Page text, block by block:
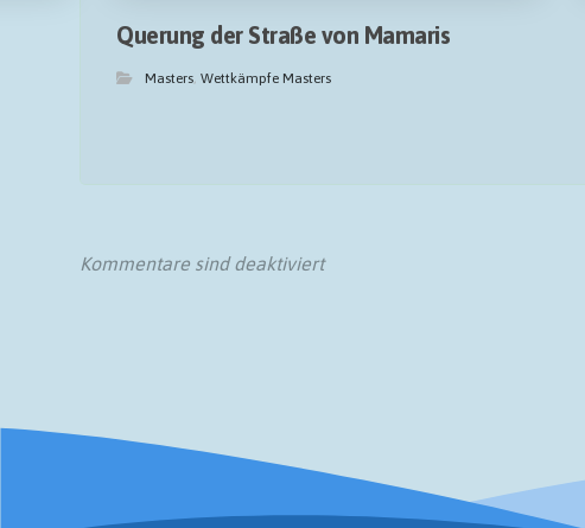
Querung der Straße von Mamaris
Masters,Wettkämpfe Masters
Kommentare sind deaktiviert